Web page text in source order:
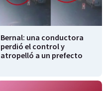
Bernal: una conductora
perdió el control y
atropelló a un prefecto